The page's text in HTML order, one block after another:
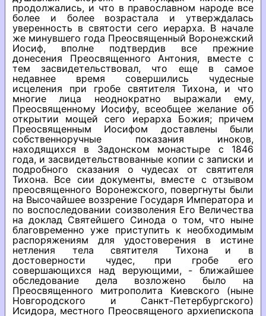
продолжались, и что в православном народе все
более и более возрастала и утверждалась
уверенность в святости сего иерарха. В начале
же минувшего года Преосвященный Воронежский
Иосиф, вполне подтвердив все прежние
донесения Преосвященного Антония, вместе с
тем засвидетельствовал, что еще в самое
недавнее время совершились чудесные
исцеления при гробе святителя Тихона, и что
многие лица неоднократно выражали ему,
Преосвященному Иосифу, всеобщее желание об
открытии мощей сего иерарха Божия; причем
Преосвященным Иосифом доставлены были
собственноручные показания иноков,
находящихся в Задонском монастыре с 1846
года, и засвидетельствованные копии с записки и
подробного сказания о чудесах от святителя
Тихона. Все сии документы, вместе с отзывом
преосвященного Воронежского, повергнуты были
на Высочайшее воззрение Государя Императора и
по воспоследовании соизволения Его Величества
на доклад Святейшего Синода о том, что ныне
благовременно уже приступить к необходимым
распоряжениям для удостоверения в истине
нетления тела святителя Тихона и в
достоверности чудес, при гробе его
совершающихся над верующими, - ближайшее
обследование дела возложено было на
Преосвященного митрополита Киевского (ныне
Новгородского и Санкт-Петербургского)
Исидора, местного Преосвященого архиепископа